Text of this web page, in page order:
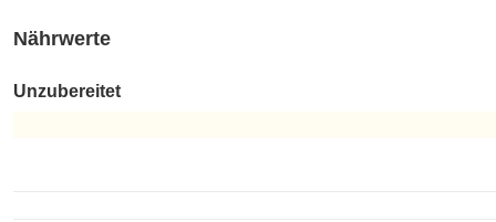
Nährwerte
Unzubereitet